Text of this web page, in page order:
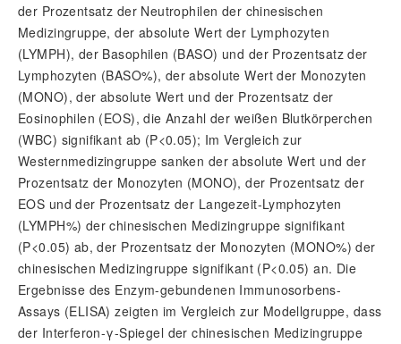
der Prozentsatz der Neutrophilen der chinesischen
Medizingruppe, der absolute Wert der Lymphozyten
(LYMPH), der Basophilen (BASO) und der Prozentsatz der
Lymphozyten (BASO%), der absolute Wert der Monozyten
(MONO), der absolute Wert und der Prozentsatz der
Eosinophilen (EOS), die Anzahl der weißen Blutkörperchen
(WBC) signifikant ab (P<0.05); Im Vergleich zur
Westernmedizingruppe sanken der absolute Wert und der
Prozentsatz der Monozyten (MONO), der Prozentsatz der
EOS und der Prozentsatz der Langezeit-Lymphozyten
(LYMPH%) der chinesischen Medizingruppe signifikant
(P<0.05) ab, der Prozentsatz der Monozyten (MONO%) der
chinesischen Medizingruppe signifikant (P<0.05) an. Die
Ergebnisse des Enzym-gebundenen Immunosorbens-
Assays (ELISA) zeigten im Vergleich zur Modellgruppe, dass
der Interferon-γ-Spiegel der chinesischen Medizingruppe